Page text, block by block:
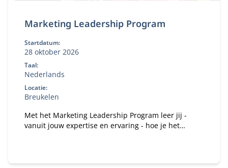
Marketing Leadership Program
Startdatum:
28 oktober 2026
Taal:
Nederlands
Locatie:
Breukelen
Met het Marketing Leadership Program leer jij -
vanuit jouw expertise en ervaring - hoe je het